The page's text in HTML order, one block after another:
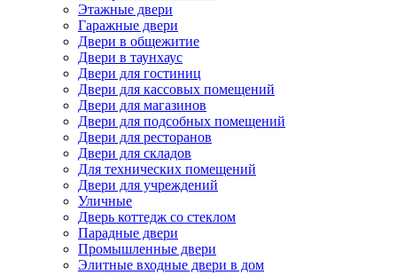
Этажные двери
Гаражные двери
Двери в общежитие
Двери в таунхаус
Двери для гостиниц
Двери для кассовых помещений
Двери для магазинов
Двери для подсобных помещений
Двери для ресторанов
Двери для складов
Для технических помещений
Двери для учреждений
Уличные
Дверь коттедж со стеклом
Парадные двери
Промышленные двери
Элитные входные двери в дом